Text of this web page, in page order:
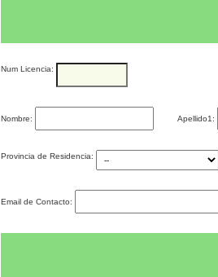
Num Licencia:
Nombre: Apellido1:
Provincia de Residencia:
Email de Contacto: